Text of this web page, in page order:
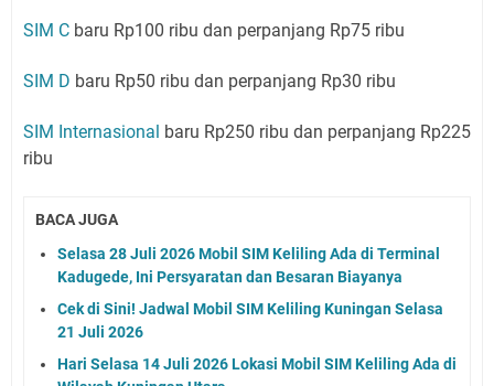
SIM C baru Rp100 ribu dan perpanjang Rp75 ribu
SIM D baru Rp50 ribu dan perpanjang Rp30 ribu
SIM Internasional baru Rp250 ribu dan perpanjang Rp225
ribu
BACA JUGA
Selasa 28 Juli 2026 Mobil SIM Keliling Ada di Terminal
Kadugede, Ini Persyaratan dan Besaran Biayanya
Cek di Sini! Jadwal Mobil SIM Keliling Kuningan Selasa
21 Juli 2026
Hari Selasa 14 Juli 2026 Lokasi Mobil SIM Keliling Ada di